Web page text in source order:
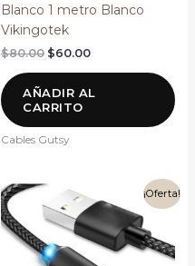
Blanco 1 metro Blanco
Vikingotek
$80.00 $60.00
AÑADIR AL
CARRITO
Cables Gutsy
¡Oferta!
El
precio
original
era:
$80.00.
precio
actual
es:
$60.00.